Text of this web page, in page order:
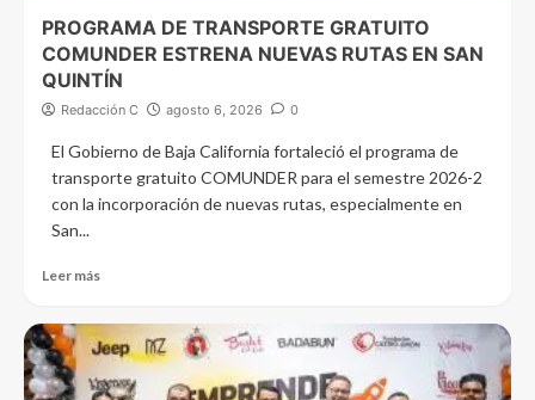
PROGRAMA DE TRANSPORTE GRATUITO
COMUNDER ESTRENA NUEVAS RUTAS EN SAN
QUINTÍN
Redacción C agosto 6, 2026 0
El Gobierno de Baja California fortaleció el programa de
transporte gratuito COMUNDER para el semestre 2026-2
con la incorporación de nuevas rutas, especialmente en
San...
Leer más